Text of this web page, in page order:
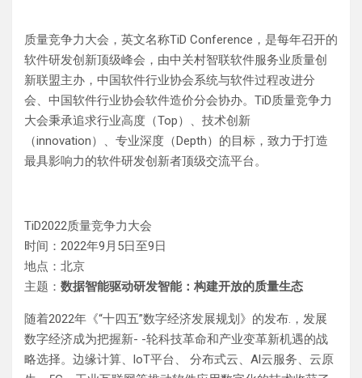
质量竞争力大会，英文名称TiD Conference，是每年召开的
软件研发创新顶级峰会，由中关村智联软件服务业质量创
新联盟主办，中国软件行业协会系统与软件过程改进分
会、中国软件行业协会软件造价分会协办。TiD质量竞争力
大会秉承追求行业高度（Top）、技术创新
（innovation）、专业深度（Depth）的目标，致力于打造
最具影响力的软件研发创新者顶级交流平台。
TiD2022质量竞争力大会
时间：2022年9月5日至9日
地点：北京
主题： 数据智能驱动研发智能：构建开放的质量生态
随着2022年《“十四五”数字经济发展规划》的发布.，发展
数字经济成为把握新- -轮科技革命和产业变革新机遇的战
略选择。边缘计算、loT平台、 分布式云、Al云服务、云原